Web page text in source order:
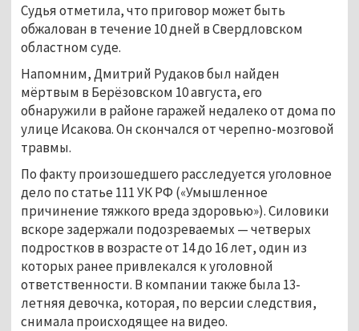
Судья отметила, что приговор может быть
обжалован в течение 10 дней в Свердловском
областном суде.
Напомним, Дмитрий Рудаков был найден
мёртвым в Берёзовском 10 августа, его
обнаружили в районе гаражей недалеко от дома по
улице Исакова. Он скончался от черепно-мозговой
травмы.
По факту произошедшего расследуется уголовное
дело по статье 111 УК РФ («Умышленное
причинение тяжкого вреда здоровью»). Силовики
вскоре задержали подозреваемых — четверых
подростков в возрасте от 14 до 16 лет, один из
которых ранее привлекался к уголовной
ответственности. В компании также была 13-
летняя девочка, которая, по версии следствия,
снимала происходящее на видео.